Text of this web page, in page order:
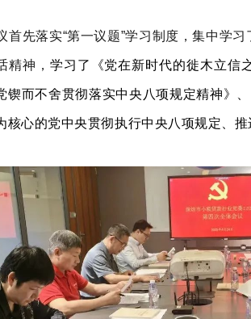
首先落实“第一议题”学习制度，集中学
精神， 学习了《党在新时代的徙木立信
锲而不舍贯彻落实中央八项规定精神》
核心的党中央贯彻执行中央八项规定、